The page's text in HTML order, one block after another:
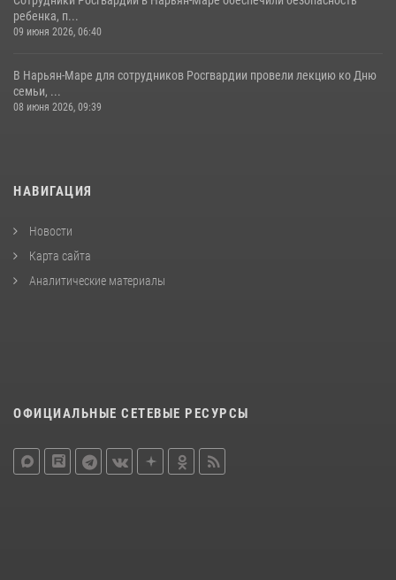
ребенка, п...
09 июня 2026, 06:40
В Нарьян-Маре для сотрудников Росгвардии провели лекцию ко Дню
семьи, ...
08 июня 2026, 09:39
НАВИГАЦИЯ
Новости
Карта сайта
Аналитические материалы
ОФИЦИАЛЬНЫЕ СЕТЕВЫЕ РЕСУРСЫ